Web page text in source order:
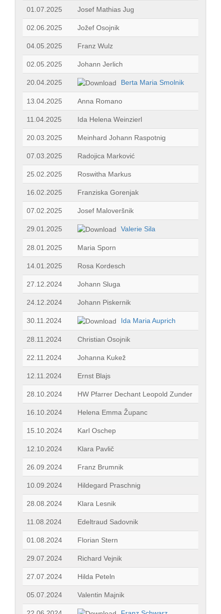
01.07.2025 Josef Mathias Jug
02.06.2025 Jožef Osojnik
04.05.2025 Franz Wulz
02.05.2025 Johann Jerlich
20.04.2025 Berta Maria Smolnik
13.04.2025 Anna Romano
11.04.2025 Ida Helena Weinzierl
20.03.2025 Meinhard Johann Raspotnig
07.03.2025 Radojica Marković
25.02.2025 Roswitha Markus
16.02.2025 Franziska Gorenjak
07.02.2025 Josef Maloveršnik
29.01.2025 Valerie Sila
28.01.2025 Maria Sporn
14.01.2025 Rosa Kordesch
27.12.2024 Johann Sluga
24.12.2024 Johann Piskernik
30.11.2024 Ida Maria Auprich
28.11.2024 Christian Osojnik
22.11.2024 Johanna Kukež
12.11.2024 Ernst Blajs
28.10.2024 HW Pfarrer Dechant Leopold Zunder
16.10.2024 Helena Emma Županc
15.10.2024 Karl Oschep
12.10.2024 Klara Pavlič
26.09.2024 Franz Brumnik
10.09.2024 Hildegard Praschnig
28.08.2024 Klara Lesnik
11.08.2024 Edeltraud Sadovnik
01.08.2024 Florian Stern
29.07.2024 Richard Vejnik
27.07.2024 Hilda Peteln
05.07.2024 Valentin Majnik